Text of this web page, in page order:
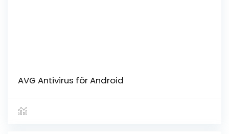
AVG Antivirus för Android